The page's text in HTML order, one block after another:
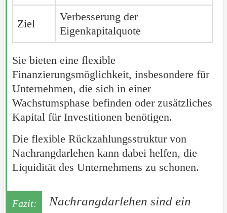
Ziel
Verbesserung der
Eigenkapitalquote
Sie bieten eine flexible
Finanzierungsmöglichkeit, insbesondere für
Unternehmen, die sich in einer
Wachstumsphase befinden oder zusätzliches
Kapital für Investitionen benötigen.
Die flexible Rückzahlungsstruktur von
Nachrangdarlehen kann dabei helfen, die
Liquidität des Unternehmens zu schonen.
Nachrangdarlehen sind ein